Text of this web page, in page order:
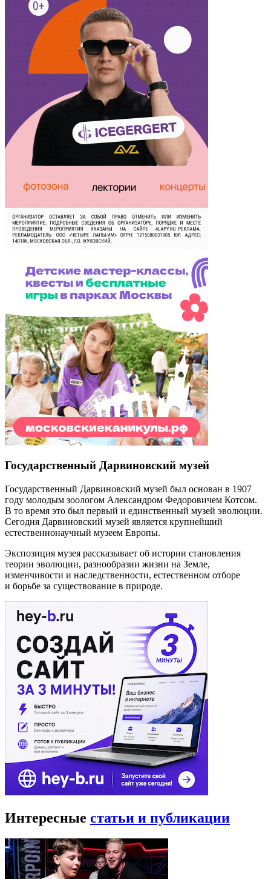
Государственный Дарвиновский музей
Государственный Дарвиновский музей был основан в 1907
году молодым зоологом Александром Федоровичем Котсом.
В то время это был первый и единственный музей эволюции.
Сегодня Дарвиновский музей является крупнейший
естественнонаучный музеем Европы.
Экспозиция музея рассказывает об истории становления
теории эволюции, разнообразии жизни на Земле,
изменчивости и наследственности, естественном отборе
и борьбе за существование в природе.
Интересные статьи и публикации